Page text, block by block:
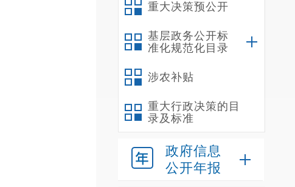
重大决策预公开
基层政务公开标
准化规范化目录
涉农补贴
重大行政决策的目
录及标准
政府信息
公开年报